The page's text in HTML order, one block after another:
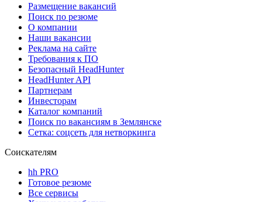
Размещение вакансий
Поиск по резюме
О компании
Наши вакансии
Реклама на сайте
Требования к ПО
Безопасный HeadHunter
HeadHunter API
Партнерам
Инвесторам
Каталог компаний
Поиск по вакансиям в Землянске
Сетка: соцсеть для нетворкинга
Соискателям
hh PRO
Готовое резюме
Все сервисы